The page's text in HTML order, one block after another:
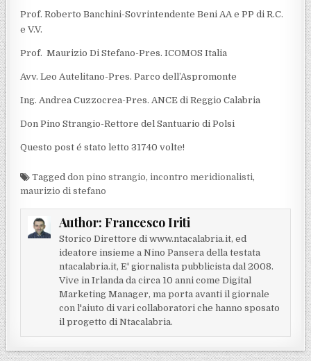
Prof. Roberto Banchini-Sovrintendente Beni AA e PP di R.C.
e V.V.
Prof. Maurizio Di Stefano-Pres. ICOMOS Italia
Avv. Leo Autelitano-Pres. Parco dell’Aspromonte
Ing. Andrea Cuzzocrea-Pres. ANCE di Reggio Calabria
Don Pino Strangio-Rettore del Santuario di Polsi
Questo post é stato letto 31740 volte!
Taggeddon pino strangio,incontro meridionalisti,
maurizio di stefano
Author: Francesco Iriti
Storico Direttore di www.ntacalabria.it, ed
ideatore insieme a Nino Pansera della testata
ntacalabria.it, E' giornalista pubblicista dal 2008.
Vive in Irlanda da circa 10 anni come Digital
Marketing Manager, ma porta avanti il giornale
con l'aiuto di vari collaboratori che hanno sposato
il progetto di Ntacalabria.